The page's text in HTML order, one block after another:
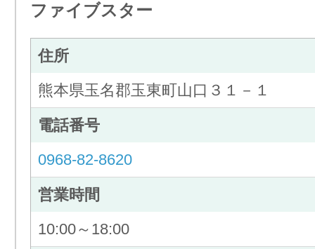
ファイブスター
住所
熊本県玉名郡玉東町山口３１－１
電話番号
0968-82-8620
営業時間
10:00～18:00